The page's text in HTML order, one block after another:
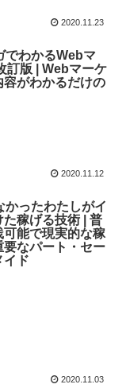
2020.11.23
わかるWebマ
訂版 | Webマーケ
容がわかるだけの
2020.11.12
ったわたしがイ
稼げる技術 | 普
能で現実的な稼
要なパート・セー
イド
2020.11.03